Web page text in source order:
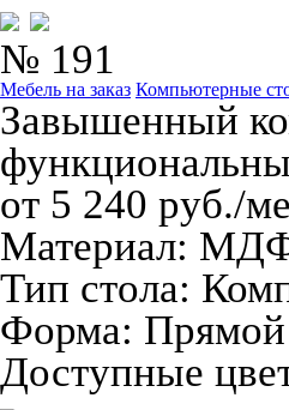
№ 191
Мебель на заказ Компьютерные
Завышенный
от 5 240 руб./
Материал:
Тип стола:
Форма: Прямой
Доступные